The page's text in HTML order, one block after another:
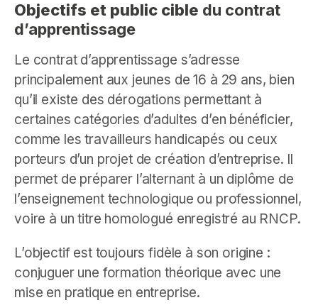
Objectifs et public cible du contrat
d’apprentissage
Le contrat d’apprentissage s’adresse
principalement aux jeunes de 16 à 29 ans, bien
qu’il existe des dérogations permettant à
certaines catégories d’adultes d’en bénéficier,
comme les travailleurs handicapés ou ceux
porteurs d’un projet de création d’entreprise. Il
permet de préparer l’alternant à un diplôme de
l’enseignement technologique ou professionnel,
voire à un titre homologué enregistré au RNCP.
L’objectif est toujours fidèle à son origine :
conjuguer une formation théorique avec une
mise en pratique en entreprise.